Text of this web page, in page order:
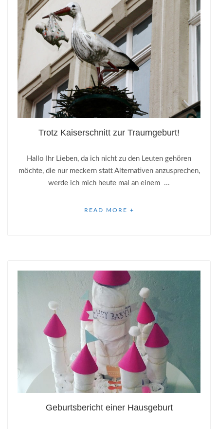
Trotz Kaiserschnitt zur Traumgeburt!
Hallo Ihr Lieben, da ich nicht zu den Leuten gehören
möchte, die nur meckern statt Alternativen anzusprechen,
werde ich mich heute mal an einem ...
READ MORE +
Geburtsbericht einer Hausgeburt